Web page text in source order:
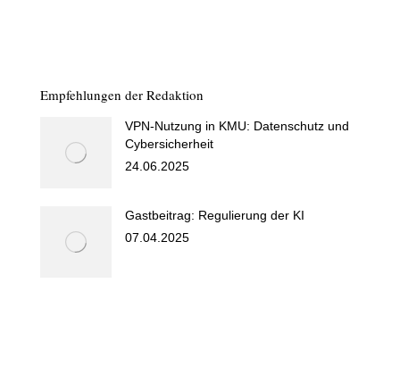
Empfehlungen der Redaktion
VPN-Nutzung in KMU: Datenschutz und
Cybersicherheit
24.06.2025
Gastbeitrag: Regulierung der KI
07.04.2025